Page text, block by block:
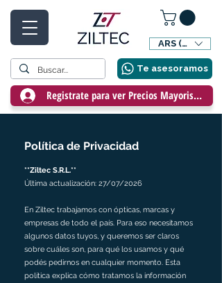
ARS ($)
Registrate para ver Precios Mayoristas
Te asesoramos
Política de Privacidad
**Ziltec S.R.L.**
Última actualización: 27/07/2026
En Ziltec trabajamos con ópticas, marcas y
empresas de todo el país. Para eso necesitamos
algunos datos tuyos, y queremos ser claros
sobre cuáles son, para qué los usamos y qué
podés pedirnos en cualquier momento. Esta
política explica cómo tratamos la información